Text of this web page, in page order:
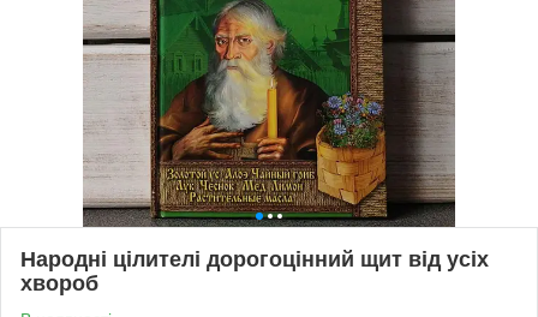
Народні цілителі дорогоцінний щит від усіх
хвороб